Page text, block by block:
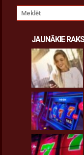
JAUNĀKIE